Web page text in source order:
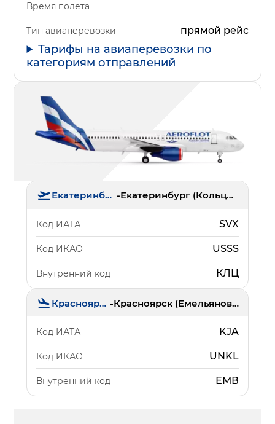
Время полета
Тип авиаперевозки прямой рейс
Тарифы на авиаперевозки по
категориям отправлений
Екатеринбург - Екатеринбург (Кольцово)
Код ИАТА SVX
Код ИКАО USSS
Внутренний код КЛЦ
Красноярск - Красноярск (Емельяново)
Код ИАТА KJA
Код ИКАО UNKL
Внутренний код ЕМВ